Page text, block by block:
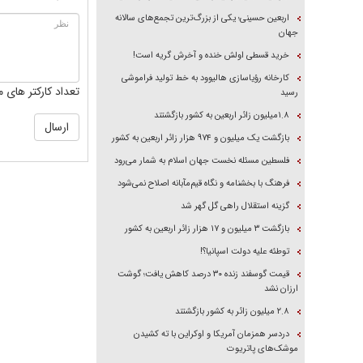
تعداد کارکتر های
اربعین حسینی؛ یکی از بزرگ‌ترین تجمع‌های سالانه
جهان
خرید قسطی اولش خنده و آخرش گریه است!
کارخانه رؤیاسازی هالیوود به خط تولید فراموشی
رسید
۱.۸میلیون زائر اربعین به کشور بازگشتند
بازگشت یک میلیون و ۹۷۴ هزار زائر اربعین به کشور
فلسطین مسئله نخست جهان اسلام به شمار می‌رود
فرهنگ با بخشنامه و نگاه قیم‌مآبانه اصلاح نمی‌شود
گزینه استقلال راهی گل گهر شد
بازگشت ۳ میلیون و ۱۷ هزار زائر اربعین به کشور
توطئه علیه دولت اسپانیا؟!
قیمت گوسفند زنده ۳۰ درصد کاهش یافت؛ گوشت
ارزان نشد
۲.۸ میلیون زائر به کشور بازگشتند
دردسر همزمان آمریکا و اوکراین با ته کشیدن
موشک‌های پاتریوت